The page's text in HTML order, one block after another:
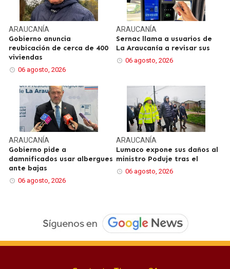
ARAUCANÍA
Gobierno anuncia
reubicación de cerca de 400
viviendas
06 agosto, 2026
ARAUCANÍA
Sernac llama a usuarios de
La Araucanía a revisar sus
06 agosto, 2026
ARAUCANÍA
Gobierno pide a
damnificados usar albergues
ante bajas
06 agosto, 2026
ARAUCANÍA
Lumaco expone sus daños al
ministro Poduje tras el
06 agosto, 2026